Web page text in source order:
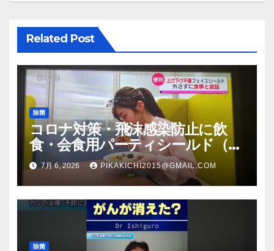
ン
Related Post
除菌
コロナ対策・飛沫感染防止に飲
食・会食用パーティシールド（マ
スク会食代替品）ＦＢＣ福井放送
のＴＶ番組での紹介映像
7月 6, 2026 PIKAKICHI2015@GMAIL.COM
除菌